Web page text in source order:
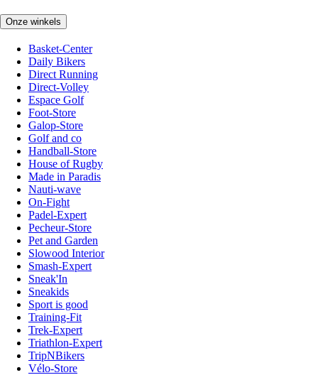
Onze winkels
Basket-Center
Daily Bikers
Direct Running
Direct-Volley
Espace Golf
Foot-Store
Galop-Store
Golf and co
Handball-Store
House of Rugby
Made in Paradis
Nauti-wave
On-Fight
Padel-Expert
Pecheur-Store
Pet and Garden
Slowood Interior
Smash-Expert
Sneak'In
Sneakids
Sport is good
Training-Fit
Trek-Expert
Triathlon-Expert
TripNBikers
Vélo-Store